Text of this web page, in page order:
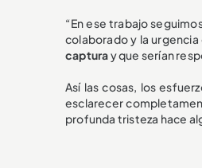
“En ese trabajo
colaborado y la
capturay que serían
Así las cosas, los
esclarecer
profunda tristeza hace